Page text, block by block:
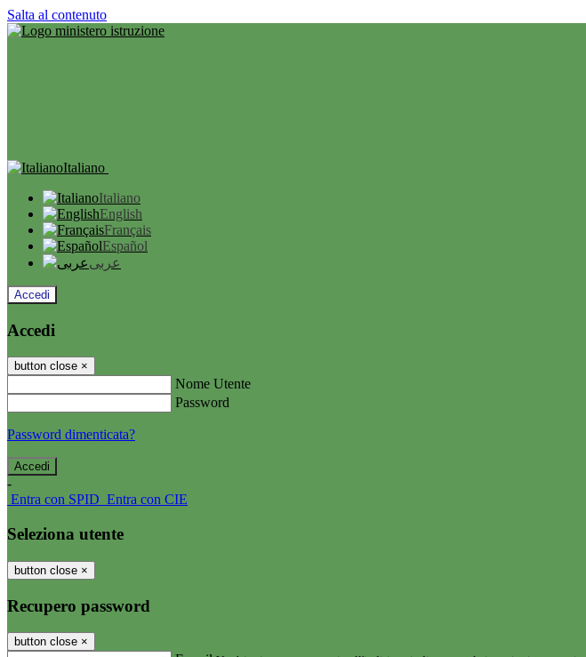
Salta al contenuto
Italiano
Italiano
English
Français
Español
عربى
Accedi
Accedi
button close ×
Nome Utente
Password
Password dimenticata?
-
Entra con SPID Entra con CIE
Seleziona utente
button close ×
Recupero password
button close ×